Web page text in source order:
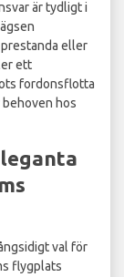
är tydligt i
eller
ett
fordonsflotta
hos
val för
flygplats